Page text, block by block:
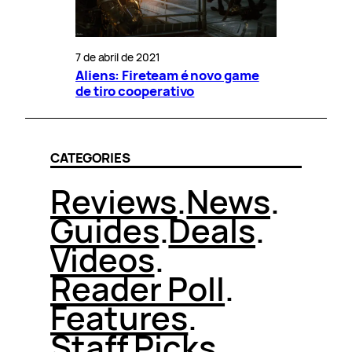
7 de abril de 2021
Aliens: Fireteam é novo game
de tiro cooperativo
CATEGORIES
Reviews.News.
Guides.Deals.
Videos.
Reader Poll.
Features.